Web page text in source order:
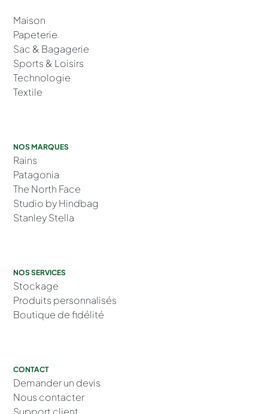
Maison
Papeterie
Sac & Bagagerie
Sports & Loisirs
Technologie
Textile
NOS MARQUES
Rains
Patagonia
The North Face
Studio by Hindbag
Stanley Stella
NOS SERVICES
Stockage
Produits personnalisés
Boutique de fidélité
CONTACT
Demander un devis
Nous contacter